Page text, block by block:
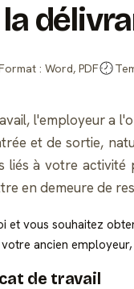
la
: Word, PDF
l'employeur a
et de sortie,
liés à votre activité
en demeure de
et vous souhaitez
ancien
de travail